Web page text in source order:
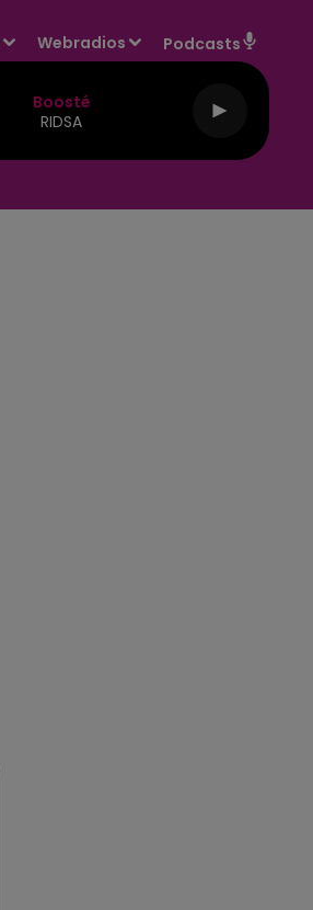
Webradios Podcasts
Boosté
RIDSA